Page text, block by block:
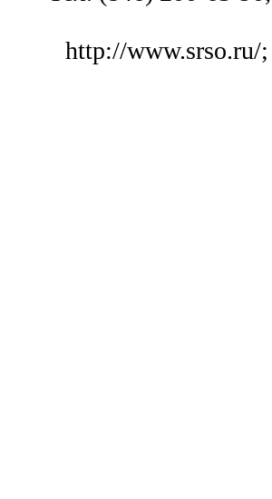
http://www.srso.ru/